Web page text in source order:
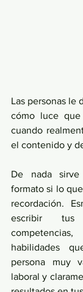
Las personas le
cómo luce
cuando
el contenido y
De nada
formato si lo
recordación.
escribir tus
habilidades
persona muy
laboral y